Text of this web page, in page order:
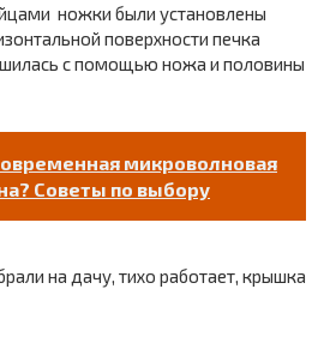
 ножки были установлены
поверхности печка
с помощью ножа и половины
микроволновая
Советы по выбору
на дачу, тихо работает, крышка